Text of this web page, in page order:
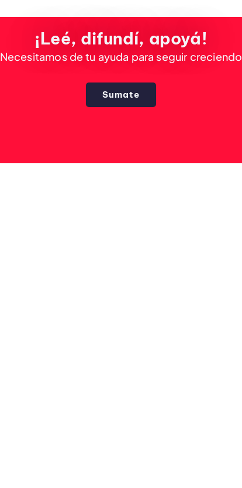
¡Leé, difundí, apoyá!
Necesitamos de tu ayuda para seguir creciendo
Sumate